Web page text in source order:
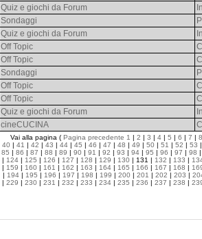
Quiz e giochi da Forum
Sondaggi
Quiz e giochi da Forum
Off Topic
Off Topic
Sondaggi
Off Topic
Off Topic
Quiz e giochi da Forum
cineCUCINA
Vai alla pagina ( Pagina precedente 1 | 2 | 3 | 4 | 5 | 6 | 7 | 8
40 | 41 | 42 | 43 | 44 | 45 | 46 | 47 | 48 | 49 | 50 | 51 | 52 | 53 |
85 | 86 | 87 | 88 | 89 | 90 | 91 | 92 | 93 | 94 | 95 | 96 | 97 | 98 |
| 124 | 125 | 126 | 127 | 128 | 129 | 130 | 131 | 132 | 133 |
| 159 | 160 | 161 | 162 | 163 | 164 | 165 | 166 | 167 | 168 |
| 194 | 195 | 196 | 197 | 198 | 199 | 200 | 201 | 202 | 203 |
| 229 | 230 | 231 | 232 | 233 | 234 | 235 | 236 | 237 | 238 |